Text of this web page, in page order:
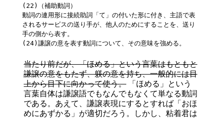
(22)（補助動詞）
動詞の連用形に接続助詞「て」の付いた形に付き、主語で表
されるサービスの送り手が、他人のためにすることを、送り
手の側から表す。
(24)謙譲の意を表す動詞について、その意味を強める。
当たり前だが、「ほめる」という言葉はもともと
謙譲の意をもたず、躾の意を持ち、一般的には目
上から目下に向かって使う。 「ほめる」という
言葉自体は謙譲語でもなんでもなくて単なる動詞
である。あえて、謙譲表現にするとすれば「おほ
めにあずかる」が適切だろう。しかし、粘着君は